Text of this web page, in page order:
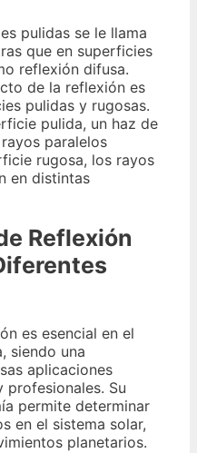
pulidas se le llama
que en superficies
reflexión difusa.
de la reflexión es
pulidas y rugosas.
pulida, un haz de
paralelos
rugosa, los rayos
en distintas
Reflexión
es esencial en el
siendo una
aplicaciones
Su
permite determinar
en el sistema solar,
planetarios.